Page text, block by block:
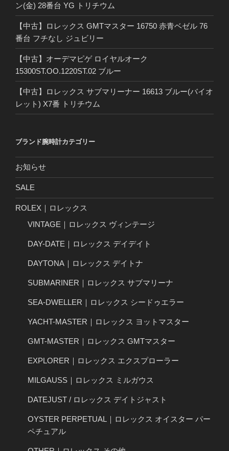
ン(金) 28番台 YG トリチウム
【中古】ロレックス GMTマスター 16750 赤青ベゼル 76
番台 フチなし ジュビリー
【中古】オーデマピゲ ロイヤルオーク
15300ST.OO.1220ST.02 ブルー
【中古】ロレックス サブマリーナー 16613 ブルー(バイオ
レット) X7番 トリチウム
ブランド腕時計カテゴリー
お知らせ
SALE
ROLEX｜ロレックス
VINTAGE｜ロレックス ヴィンテージ
DAY-DATE｜ロレックス デイデイト
DAYTONA｜ロレックス デイトナ
SUBMARINER｜ロレックス サブマリーナ
SEA-DWELLER｜ロレックス シードゥエラー
YACHT-MASTER｜ロレックス ヨットマスター
GMT-MASTER｜ロレックス GMTマスター
EXPLORER｜ロレックス エクスプローラー
MILGAUSS｜ロレックス ミルガウス
DATEJUST / ロレックス デイトジャスト
OYSTER PERPETUAL｜ロレックス オイスター パー
ペチュアル